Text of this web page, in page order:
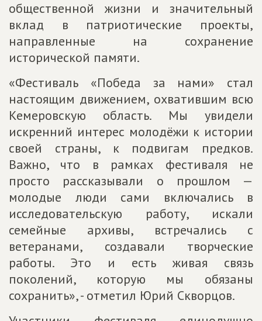
общественной жизни и значительный
вклад в патриотические проекты,
направленные на сохранение
исторической памяти.
«Фестиваль «Победа за нами» стал
настоящим движением, охватившим всю
Кемеровскую область. Мы увидели
искренний интерес молодёжи к истории
своей страны, к подвигам предков.
Важно, что в рамках фестиваля не
просто рассказывали о прошлом —
молодые люди сами включались в
исследовательскую работу, искали
семейные архивы, встречались с
ветеранами, создавали творческие
работы. Это и есть живая связь
поколений, которую мы обязаны
сохранить», - отметил Юрий Скворцов.